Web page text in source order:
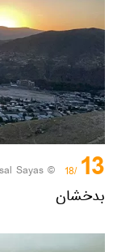
13
/18
© Photo / Mursal Sayas
بدخشان